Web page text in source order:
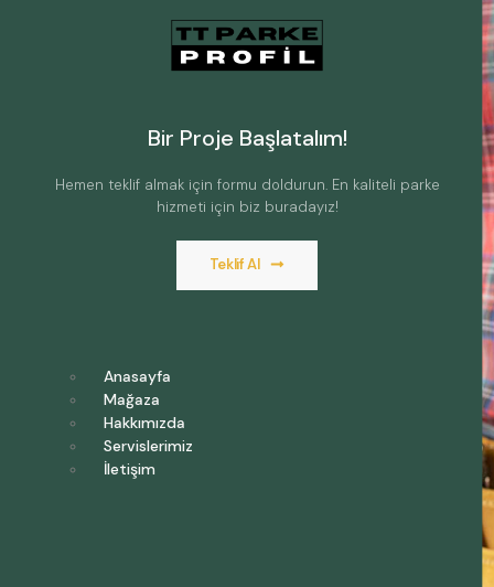
Bir Proje Başlatalım!
Hemen teklif almak için formu doldurun. En kaliteli parke
hizmeti için biz buradayız!
Teklif Al
Anasayfa
Mağaza
Hakkımızda
Servislerimiz
İletişim